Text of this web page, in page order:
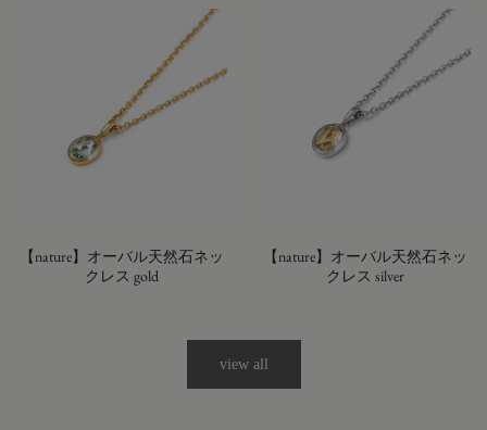
【nature】オーバル天然石ネッ
クレス gold
【nature】オーバル天然石ネッ
クレス silver
view all